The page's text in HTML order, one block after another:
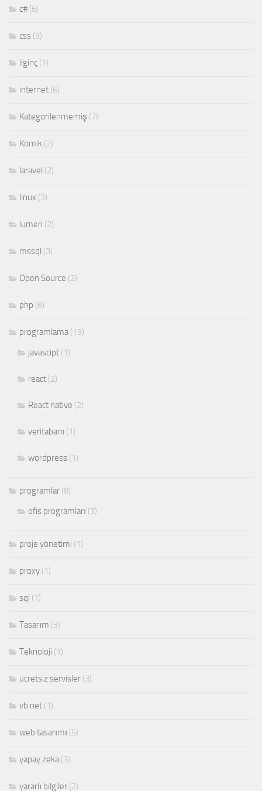
c# (6)
css (3)
ilginç (1)
internet (6)
Kategorilenmemiş (7)
Komik (2)
laravel (2)
linux (3)
lumen (2)
mssql (3)
Open Source (2)
php (6)
programlama(13)
javascipt (1)
react (2)
React native (2)
veritabanı (1)
wordpress (1)
programlar (8)
ofis programları (3)
proje yönetimi (1)
proxy (1)
sql (1)
Tasarım (3)
Teknoloji (1)
ücretsiz servisler (3)
vb.net (1)
web tasarımı (5)
yapay zeka(3)
yararlı bilgiler (2)